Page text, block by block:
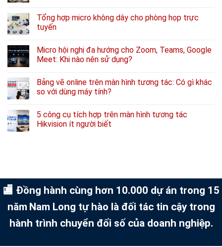
Tổng hợp micro không dây cho phòng họp trực
tuyến
Micro hội nghị đa hướng cho Zoom, Teams, Google
Meet: Khi nào nên sử dụng?
Bảng vẽ online trên màn hình tương tác: Có gì khác
so với dùng máy tính?
5 công cụ tích hợp trên màn hình tương tác
Hikvision ít người biết
🏬 Đồng hành cùng hơn 10.000 dự án trong 15
năm Nam Long tự hào là đối tác tin cậy trong
hành trình chuyển đổi số của doanh nghiệp.